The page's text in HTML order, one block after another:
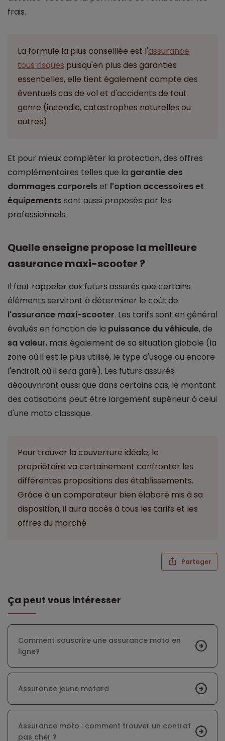
frais.
La formule la plus conseillée est l'assurance
tous risques puisqu'en plus des garanties
essentielles, elle tient également compte des
éventuels cas de vol et d'accidents de tout
genre (incendie, catastrophes naturelles ou
autres).
Et pour mieux compléter la protection, des offres
complémentaires telles que la garantie des
dommages corporelset l'option accessoires et
équipementssont aussi proposés par les
professionnels.
Quelle enseigne propose la meilleure
assurance maxi-scooter ?
Il faut rappeler aux futurs assurés que certains
éléments serviront à déterminer le coût de
l'assurance maxi-scooter. Les tarifs sont en général
évalués en fonction de la puissance du véhicule, de
sa valeur, mais également de sa situation globale (la
zone où il est le plus utilisé, le type d'usage ou encore
l'endroit où il sera garé). Les futurs assurés
découvriront aussi que dans certains cas, le montant
des cotisations peut être largement supérieur à celui
d'une moto classique.
Pour trouver la couverture idéale, le
propriétaire va certainement confronter les
différentes propositions des établissements.
Grâce à un comparateur bien élaboré mis à sa
disposition, il aura accès à tous les tarifs et les
offres du marché.
Partager
Ça peut vous intéresser
Comment souscrire une assurance moto en
ligne?
Assurance jeune motard
Assurance moto : comment trouver un contrat
pas cher ?